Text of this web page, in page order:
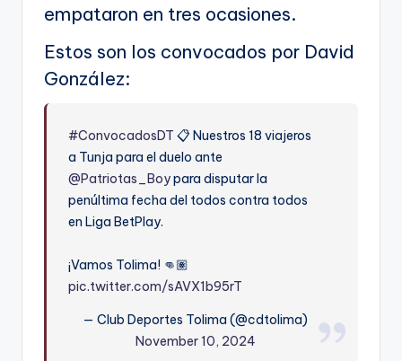
empataron en tres ocasiones.
Estos son los convocados por David
González:
#ConvocadosDT 📋 Nuestros 18 viajeros
a Tunja para el duelo ante
@Patriotas_Boypara disputar la
penúltima fecha del todos contra todos
en Liga BetPlay.
¡Vamos Tolima! 👊🏽
pic.twitter.com/sAVX1b95rT
— Club Deportes Tolima (@cdtolima)
November 10, 2024